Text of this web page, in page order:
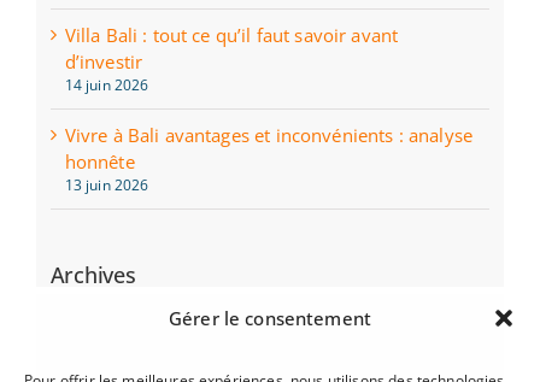
Gérer le consentement
Villa Bali : tout ce qu’il faut savoir avant
d’investir
14 juin 2026
Vivre à Bali avantages et inconvénients : analyse
honnête
13 juin 2026
Archives